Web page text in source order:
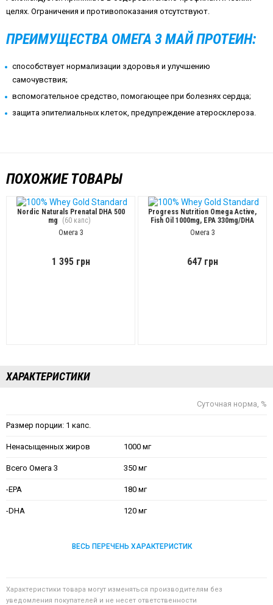
целях. Ограничения и противопоказания отсутствуют.
ПРЕИМУЩЕСТВА ОМЕГА 3 МАЙ ПРОТЕИН:
способствует нормализации здоровья и улучшению
самочувствия;
вспомогательное средство, помогающее при болезнях сердца;
защита эпителиальных клеток, предупреждение атеросклероза.
ПОХОЖИЕ ТОВАРЫ
Nordic Naturals Prenatal DHA 500
mg
(60 капс)
Омега 3
1 395 грн
Progress Nutrition Omega Active,
Fish Oil 1000mg, EPA 330mg/DHA
220mg + Vit.E
(90 капс)
Омега 3
647 грн
ХАРАКТЕРИСТИКИ
Суточная норма, %
Размер порции: 1 капс.
Ненасыщенных жиров 1000 мг
Всего Омега 3 350 мг
-EPA 180 мг
-DHA 120 мг
ВЕСЬ ПЕРЕЧЕНЬ ХАРАКТЕРИСТИК
Характеристики товара могут изменяться производителям без
уведомления покупателей и не несет ответственности